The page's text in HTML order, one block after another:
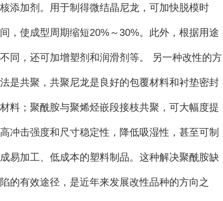
核添加剂。用于制得微结晶尼龙，可加快脱模时
间，使成型周期缩短20%～30%。此外，根据用途
不同，还可加增塑剂和润滑剂等。 另一种改性的方
法是共聚，共聚尼龙是良好的包覆材料和衬垫密封
材料；聚酰胺与聚烯烃嵌段接枝共聚，可大幅度提
高冲击强度和尺寸稳定性，降低吸湿性，甚至可制
成易加工、低成本的塑料制品。这种解决聚酰胺缺
陷的有效途径，是近年来发展改性品种的方向之